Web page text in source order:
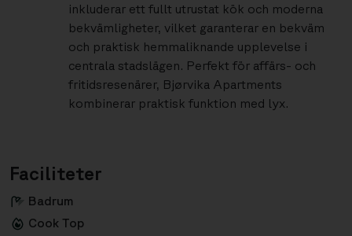
inkluderar ett fullt utrustat kök och moderna
bekvämligheter, vilket garanterar en bekväm
och praktisk hemmaliknande upplevelse i
centrala stadslägen. Perfekt för affärs- och
fritidsresenärer, Bjørvika Apartments
kombinerar praktisk funktion med lyx.
Faciliteter
Badrum
Cook Top